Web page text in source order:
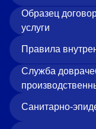
Образец
услуги
Правила
Служба
Санитарно-